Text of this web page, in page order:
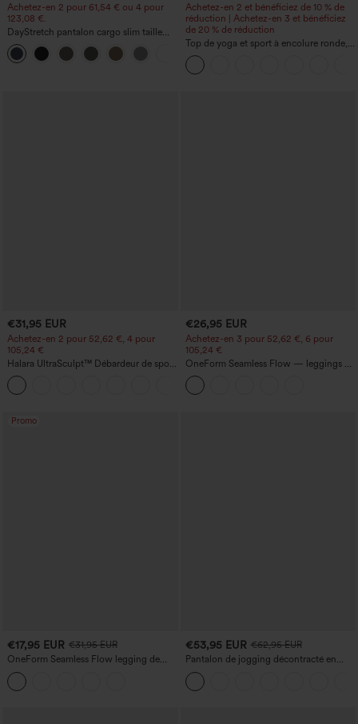
Achetez-en 2 pour 61,54 € ou 4 pour
123,08 €.
DayStretch pantalon cargo slim taille
haute, poches zippées, uni
Achetez-en 2 et bénéficiez de 10 % de
réduction | Achetez-en 3 et bénéficiez
de 20 % de réduction
Top de yoga et sport à encolure ronde,
manches courtes, à fronces, effet
rafraîchissant au toucher - UPF50+
€31,95 EUR
Achetez-en 2 pour 52,62 €, 4 pour
105,24 €
Halara UltraSculpt™ Débardeur de sport
à col rond et ourlet arrondi
€26,95 EUR
Achetez-en 3 pour 52,62 €, 6 pour
105,24 €
OneForm Seamless Flow — leggings de
yoga sans coutures, taille mi-haute, effet
gainant pour le ventre et liftant pour les
fesses
Promo
€17,95 EUR €31,95 EUR
OneForm Seamless Flow legging de
yoga taille haute, gainant pour le ventre
et effet rehausseur de fesses
€53,95 EUR €62,95 EUR
Pantalon de jogging décontracté en
French terry à imprimé denim, taille mi-
haute, style jean, avec poches